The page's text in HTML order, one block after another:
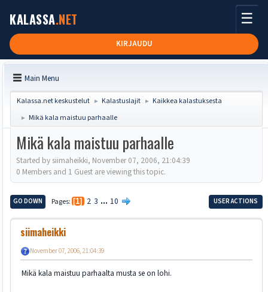
KALASSA.NET
KIRJAUDU
☰
Main Menu
Kalassa.net keskustelut ► Kalastuslajit ► Kaikkea kalastuksesta
► Mikä kala maistuu parhaalle
Mikä kala maistuu parhaalle
Started by siimaheikki, November 07, 2006, 21:04:39
0 Members and 1 Guest are viewing this topic.
GO DOWN Pages 1 2 3 ... 10 USER ACTIONS
siimaheikki
November 07, 2006, 21:04:39
Mikä kala maistuu parhaalta musta se on lohi.